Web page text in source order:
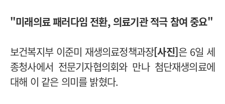
"미래의료 패러다임 전환, 의료기관 적극 참여 중요"
보건복지부 이준미 재생의료정책과장[사진]은 6일 세
종청사에서 전문기자협의회와 만나 첨단재생의료에
대해 이 같은 의미를 밝혔다.